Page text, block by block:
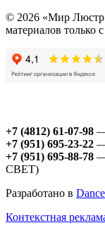
© 2026 «Мир
материалов только
+7 (4812) 61-07-98 —
+7 (951) 695-23-22 —
+7 (951) 695-88-78 —
СВЕТ)
Разработано в
Контекстная